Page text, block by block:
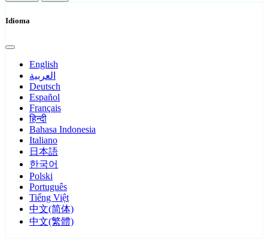
Idioma
English
العربية
Deutsch
Español
Français
हिन्दी
Bahasa Indonesia
Italiano
日本語
한국어
Polski
Português
Tiếng Việt
中文(简体)
中文(繁體)